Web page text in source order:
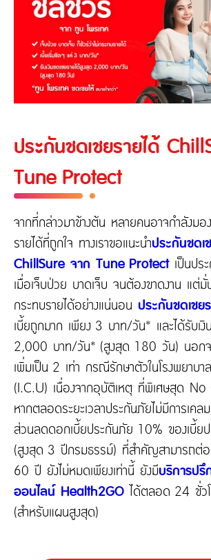
ประกันชดเชยรายได้
Tune Protect
จากที่กล่าวมาข้างต้น หลายคนอาจกำลังมอ
รายได้ที่ถูกใจ ทางเราขอแนะนำประกันชดเ
ChillSure จาก Tune Protectเป็นปร
เมื่อเจ็บป่วย บาดเจ็บ จนต้องขาดงาน แต่มั่น
กระทบรายได้อย่างแน่นอน ประกันชดเชย
เบี้ยถูกมาก เพียง 3 บาท/วัน* และได้รับเงิ
2,000 บาท/วัน* (สูงสุด 180 วัน) นอกจ
เพิ่มเป็น 2 เท่า กรณีรักษาตัวในโรงพยาบ
(I.C.U) เนื่องจากอุบัติเหตุ ที่พิเศษสุด
หากตลอดระยะเวลาประกันภัยไม่มีการเคล
ส่วนลดดอกเบี้ยประกันภัย 10% ของเบี้ย
(สูงสุด 3 ปีกรมธรรม์) ที่สำคัญสามารถต่
60 ปี ยังไม่หมดเพียงเท่านี้ ยังมีบริการป
ออนไลน์ Health2GO ได้ตลอด 24 ชั่ว
(สำหรับแผนสูงสุด)